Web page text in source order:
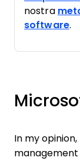
nostra
software.
In my